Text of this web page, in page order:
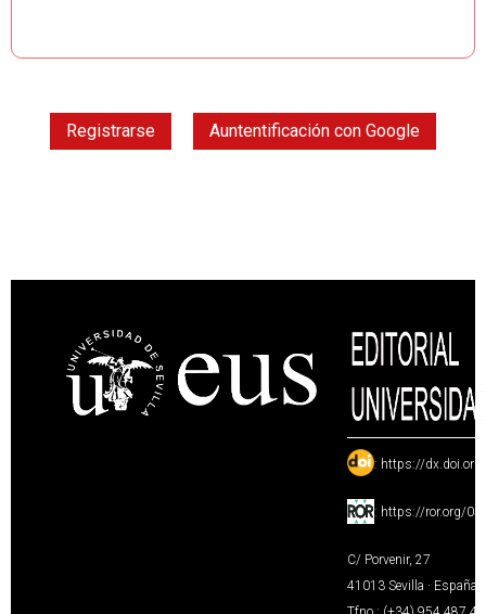
Registrarse Auntentificación con Google
: https://
: https://ror.org/
C/ Porvenir, 27
41013 Sevilla · España